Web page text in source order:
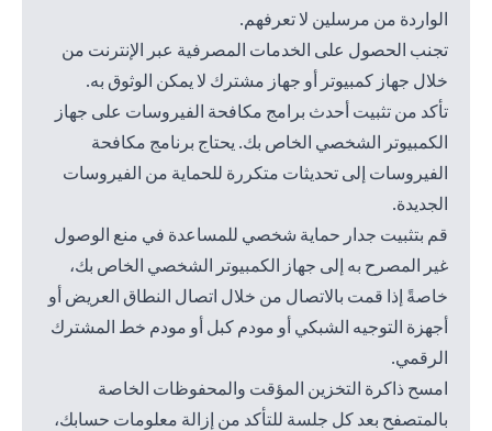
الواردة من مرسلين لا تعرفهم.
تجنب الحصول على الخدمات المصرفية عبر الإنترنت من
خلال جهاز كمبيوتر أو جهاز مشترك لا يمكن الوثوق به.
تأكد من تثبيت أحدث برامج مكافحة الفيروسات على جهاز
الكمبيوتر الشخصي الخاص بك. يحتاج برنامج مكافحة
الفيروسات إلى تحديثات متكررة للحماية من الفيروسات
الجديدة.
قم بتثبيت جدار حماية شخصي للمساعدة في منع الوصول
غير المصرح به إلى جهاز الكمبيوتر الشخصي الخاص بك،
خاصةً إذا قمت بالاتصال من خلال اتصال النطاق العريض أو
أجهزة التوجيه الشبكي أو مودم كبل أو مودم خط المشترك
الرقمي.
امسح ذاكرة التخزين المؤقت والمحفوظات الخاصة
بالمتصفح بعد كل جلسة للتأكد من إزالة معلومات حسابك،